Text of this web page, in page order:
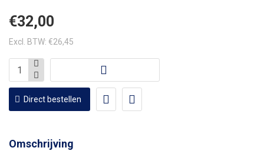
€32,00
Excl. BTW: €26,45
Direct bestellen
Omschrijving